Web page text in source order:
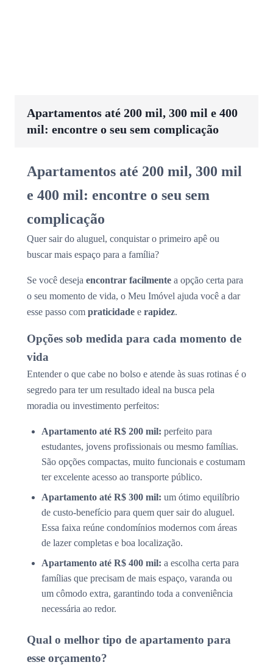
Apartamentos até 200 mil, 300 mil e 400
mil: encontre o seu sem complicação
Apartamentos até 200 mil, 300 mil
e 400 mil: encontre o seu sem
complicação
Quer sair do aluguel, conquistar o primeiro apê ou
buscar mais espaço para a família?
Se você deseja encontrar facilmente a opção certa para
o seu momento de vida, o Meu Imóvel ajuda você a dar
esse passo com praticidade e rapidez.
Opções sob medida para cada momento de
vida
Entender o que cabe no bolso e atende às suas rotinas é o
segredo para ter um resultado ideal na busca pela
moradia ou investimento perfeitos:
Apartamento até R$ 200 mil: perfeito para
estudantes, jovens profissionais ou mesmo famílias.
São opções compactas, muito funcionais e costumam
ter excelente acesso ao transporte público.
Apartamento até R$ 300 mil: um ótimo equilíbrio
de custo-benefício para quem quer sair do aluguel.
Essa faixa reúne condomínios modernos com áreas
de lazer completas e boa localização.
Apartamento até R$ 400 mil: a escolha certa para
famílias que precisam de mais espaço, varanda ou
um cômodo extra, garantindo toda a conveniência
necessária ao redor.
Qual o melhor tipo de apartamento para
esse orçamento?